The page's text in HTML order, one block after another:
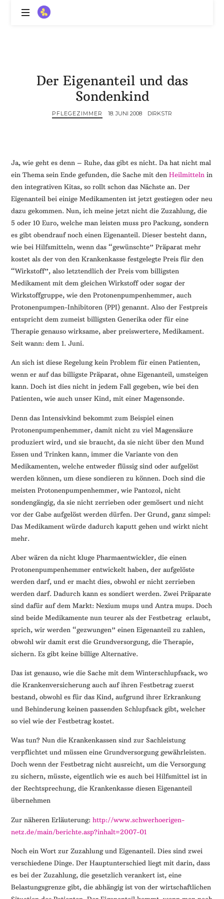
ZitronenBitter
mit
dein
Mut
und
ein
Lächeln
//
Der Eigenanteil und das
Sondenkind
PFLEGEZIMMER 18. JUNI 2008 DIRKSTR
Ja, wie geht es denn – Ruhe, das gibt es nicht. Da hat nicht mal
ein Thema sein Ende gefunden, die Sache mit denHeilmitteln in
den integrativen Kitas, so rollt schon das Nächste an. Der
Eigenanteil bei einige Medikamenten ist jetzt gestiegen oder neu
dazu gekommen. Nun, ich meine jetzt nicht die Zuzahlung, die
5 oder 10 Euro, welche man leisten muss pro Packung, sondern
es gibt obendrauf noch einen Eigenanteil. Dieser besteht dann,
wie bei Hilfsmitteln, wenn das “gewünschte” Präparat mehr
kostet als der von den Krankenkasse festgelegte Preis für den
“Wirkstoff”, also letztendlich der Preis vom billigsten
Medikament mit dem gleichen Wirkstoff oder sogar der
Wirkstoffgruppe, wie den Protonenpumpenhemmer, auch
Protonenpumpen-Inhibitoren (PPI) genannt. Also der Festpreis
entspricht dem zumeist billigsten Generika oder für eine
Therapie genauso wirksame, aber preiswertere, Medikament.
Seit wann: dem 1. Juni.
An sich ist diese Regelung kein Problem für einen Patienten,
wenn er auf das billigste Präparat, ohne Eigenanteil, umsteigen
kann. Doch ist dies nicht in jedem Fall gegeben, wie bei den
Patienten, wie auch unser Kind, mit einer Magensonde.
Denn das Intensivkind bekommt zum Beispiel einen
Protonenpumpenhemmer, damit nicht zu viel Magensäure
produziert wird, und sie braucht, da sie nicht über den Mund
Essen und Trinken kann, immer die Variante von den
Medikamenten, welche entweder flüssig sind oder aufgelöst
werden können, um diese sondieren zu können. Doch sind die
meisten Protonenpumpenhemmer, wie Pantozol, nicht
sondengängig, da sie nicht zerrieben oder gemösert und nicht
vor der Gabe aufgelöst werden dürfen. Der Grund, ganz simpel:
Das Medikament würde dadurch kaputt gehen und wirkt nicht
mehr.
Aber wären da nicht kluge Pharmaentwickler, die einen
Protonenpumpenhemmer entwickelt haben, der aufgelöste
werden darf, und er macht dies, obwohl er nicht zerrieben
werden darf. Dadurch kann es sondiert werden. Zwei Präparate
sind dafür auf dem Markt: Nexium mups und Antra mups. Doch
sind beide Medikamente nun teurer als der Festbetrag erlaubt,
sprich, wir werden “gezwungen” einen Eigenanteil zu zahlen,
obwohl wir damit erst die Grundversorgung, die Therapie,
sichern. Es gibt keine billige Alternative.
Das ist genauso, wie die Sache mit dem Winterschlupfsack, wo
die Krankenversicherung auch auf ihren Festbetrag zuerst
bestand, obwohl es für das Kind, aufgrund ihrer Erkrankung
und Behinderung keinen passenden Schlupfsack gibt, welcher
so viel wie der Festbetrag kostet.
Was tun? Nun die Krankenkassen sind zur Sachleistung
verpflichtet und müssen eine Grundversorgung gewährleisten.
Doch wenn der Festbetrag nicht ausreicht, um die Versorgung
zu sichern, müsste, eigentlich wie es auch bei Hilfsmittel ist in
der Rechtsprechung, die Krankenkasse diesen Eigenanteil
übernehmen
Zur näheren Erläuterung:http://www.schwerhoerigen-
netz.de/main/berichte.asp?inhalt=2007-01
Noch ein Wort zur Zuzahlung und Eigenanteil. Dies sind zwei
verschiedene Dinge. Der Hauptunterschied liegt mit darin, dass
es bei der Zuzahlung, die gesetzlich verankert ist, eine
Belastungsgrenze gibt, die abhängig ist von der wirtschaftlichen